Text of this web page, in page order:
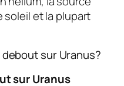
soleil et la plupart
sur Uranus?
sur Uranus